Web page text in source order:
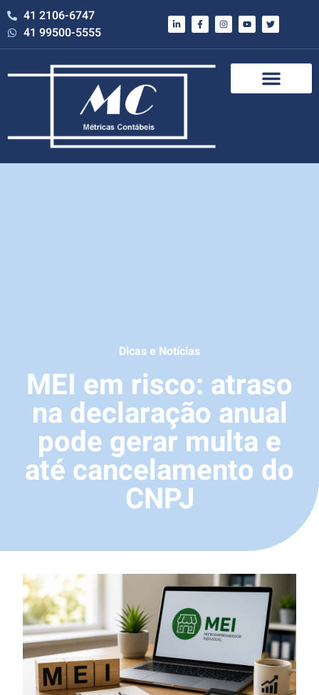
41 2106-6747
41 99500-5555
Dicas e Notícias
MEI em risco: atraso
na declaração anual
pode gerar multa e
até cancelamento do
CNPJ